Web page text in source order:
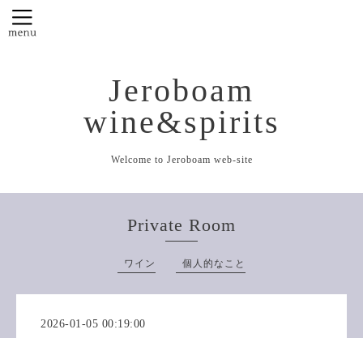
Jeroboam
wine&spirits
Welcome to Jeroboam web-site
Private Room
ワイン 個人的なこと
2026-01-05 00:19:00